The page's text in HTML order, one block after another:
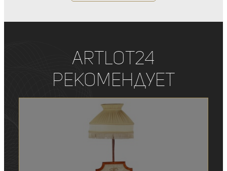
ArtLot24
рекомендует